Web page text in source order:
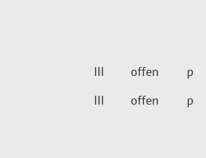
III offen
p
III offen p